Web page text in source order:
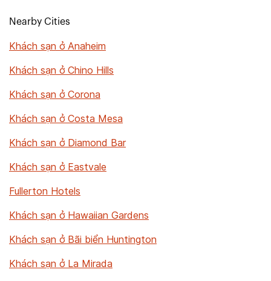
Nearby Cities
Khách sạn ở Anaheim
Khách sạn ở Chino Hills
Khách sạn ở Corona
Khách sạn ở Costa Mesa
Khách sạn ở Diamond Bar
Khách sạn ở Eastvale
Fullerton Hotels
Khách sạn ở Hawaiian Gardens
Khách sạn ở Bãi biển Huntington
Khách sạn ở La Mirada